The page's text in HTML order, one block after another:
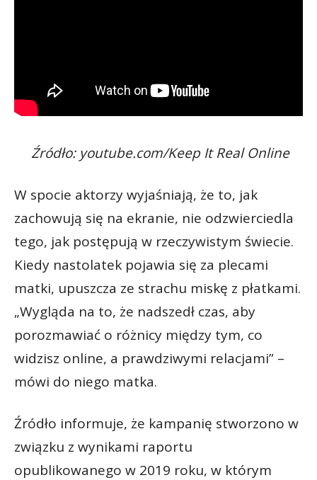
Źródło: youtube.com/Keep It Real Online
W spocie aktorzy wyjaśniają, że to, jak
zachowują się na ekranie, nie odzwierciedla
tego, jak postępują w rzeczywistym świecie.
Kiedy nastolatek pojawia się za plecami
matki, upuszcza ze strachu miskę z płatkami.
„Wygląda na to, że nadszedł czas, aby
porozmawiać o różnicy między tym, co
widzisz online, a prawdziwymi relacjami” –
mówi do niego matka.
Źródło informuje, że kampanię stworzono w
związku z wynikami raportu
opublikowanego w 2019 roku, w którym